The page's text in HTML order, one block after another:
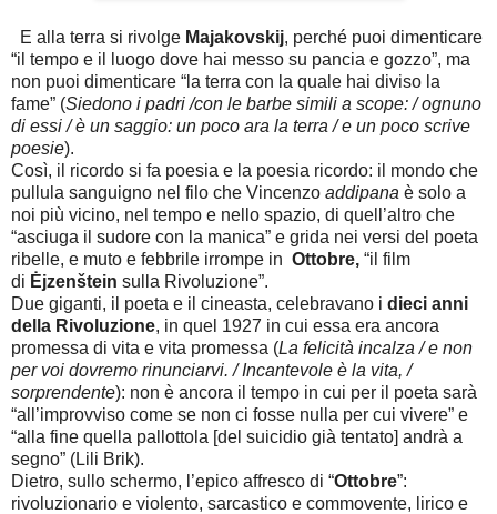
E alla terra si rivolge Majakovskij, perché puoi dimenticare
“il tempo e il luogo dove hai messo su pancia e gozzo”, ma
non puoi dimenticare “la terra con la quale hai diviso la
fame” (Siedono i padri /con le barbe simili a scope: / ognuno
di essi / è un saggio: un poco ara la terra / e un poco scrive
poesie).
Così, il ricordo si fa poesia e la poesia ricordo: il mondo che
pullula sanguigno nel filo che Vincenzo addipana è solo a
noi più vicino, nel tempo e nello spazio, di quell’altro che
“asciuga il sudore con la manica” e grida nei versi del poeta
ribelle, e muto e febbrile irrompe in Ottobre, “il film
di Ėjzenštein sulla Rivoluzione”.
Due giganti, il poeta e il cineasta, celebravano i dieci anni
della Rivoluzione, in quel 1927 in cui essa era ancora
promessa di vita e vita promessa (La felicità incalza / e non
per voi dovremo rinunciarvi. / Incantevole è la vita, /
sorprendente): non è ancora il tempo in cui per il poeta sarà
“all’improvviso come se non ci fosse nulla per cui vivere” e
“alla fine quella pallottola [del suicidio già tentato] andrà a
segno” (Lili Brik).
Dietro, sullo schermo, l’epico affresco di “Ottobre”:
rivoluzionario e violento, sarcastico e commovente, lirico e